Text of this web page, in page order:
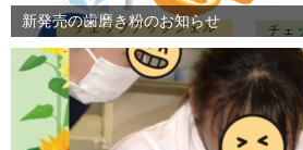
新発売の歯磨き粉のお知らせ